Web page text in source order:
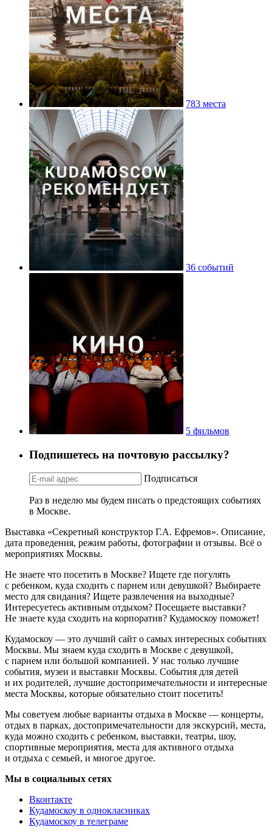
783 места
36 событий
5 фильмов
Подпишетесь на почтовую рассылку?
Подписаться
Раз в неделю мы будем писать о предстоящих событиях
в Москве.
Выставка «Секретный конструктор Г.А. Ефремов». Описание,
дата проведения, режим работы, фотографии и отзывы. Всё о
мероприятиях Москвы.
Не знаете что посетить в Москве? Ищете где погулять
с ребенком, куда сходить с парнем или девушкой? Выбираете
место для свидания? Ищете развлечения на выходные?
Интересуетесь активным отдыхом? Посещаете выставки?
Не знаете куда сходить на корпоратив? Кудамоскоу поможет!
Кудамоскоу — это лучший сайт о самых интересных событиях
Москвы. Мы знаем куда сходить в Москве с девушкой,
с парнем или большой компанией. У нас только лучшие
события, музеи и выставки Москвы. События для детей
и их родителей, лучшие достопримечательности и интересные
места Москвы, которые обязательно стоит посетить!
Мы советуем любые варианты отдыха в Москве — концерты,
отдых в парках, достопримечательности для экскурсий, места,
куда можно сходить с ребенком, выставки, театры, шоу,
спортивные мероприятия, места для активного отдыха
и отдыха с семьей, и многое другое.
Мы в социальных сетях
Вконтакте
Кудамоскоу в однокласниках
Кудамоскоу в телеграме